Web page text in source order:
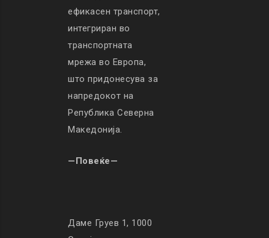
ефикасен транспорт,
интегриран во
транспортната
мрежа во Европа,
што придонесува за
напредокот на
Република Северна
Македонија.
—Повеќе—
Даме Груев 1, 1000